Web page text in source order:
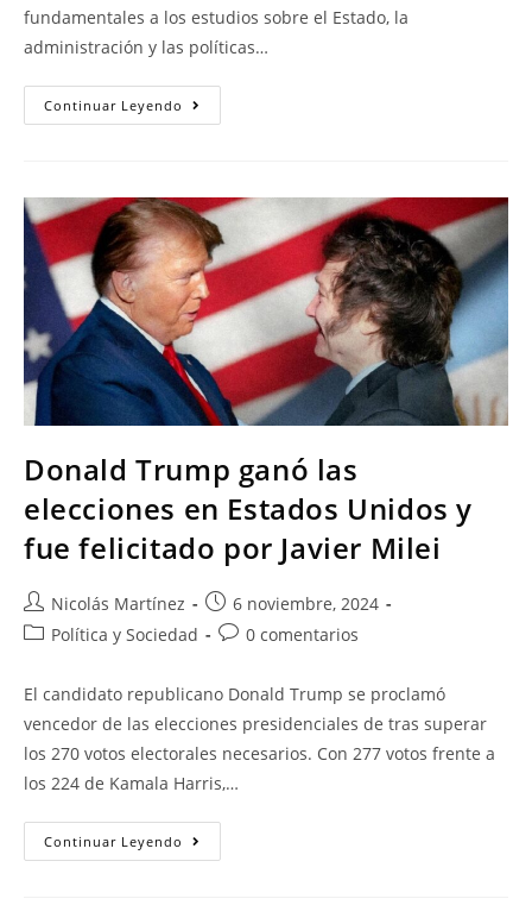
fundamentales a los estudios sobre el Estado, la
administración y las políticas…
Continuar Leyendo
Donald Trump ganó las
elecciones en Estados Unidos y
fue felicitado por Javier Milei
Nicolás Martínez
6 noviembre, 2024
Política y Sociedad
0 comentarios
El candidato republicano Donald Trump se proclamó
vencedor de las elecciones presidenciales de tras superar
los 270 votos electorales necesarios. Con 277 votos frente a
los 224 de Kamala Harris,…
Continuar Leyendo